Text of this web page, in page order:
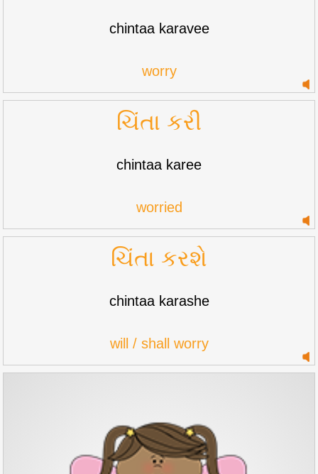
chintaa karavee
worry
ચિંતા કરી
chintaa karee
worried
ચિંતા કરશે
chintaa karashe
will / shall worry